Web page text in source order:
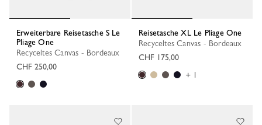
Erweiterbare Reisetasche S Le
Pliage One
Recyceltes Canvas - Bordeaux
CHF 250,00
Reisetasche XL Le Pliage One
Recyceltes Canvas - Bordeaux
CHF 175,00
+ 1